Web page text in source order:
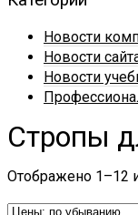
Новости
Новости
Новости
Стропы
Отображено 1–12